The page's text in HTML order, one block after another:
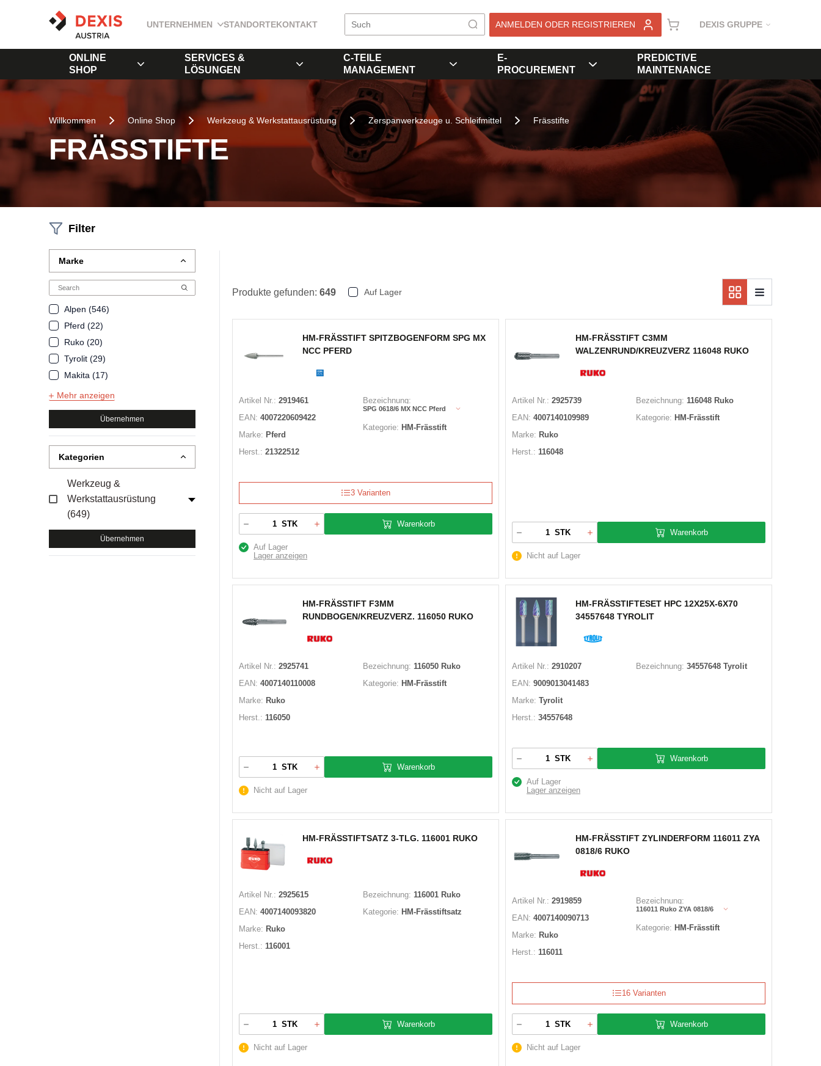
UNTERNEHMEN STANDORTEKONTAKT ANMELDEN ODER REGISTRIEREN DEXIS GRUPPE
ONLINE
SHOP
SERVICES &
LÖSUNGEN
C-TEILE
MANAGEMENT
E-
PROCUREMENT
PREDICTIVE
MAINTENANCE
Willkommen Online Shop Werkzeug & Werkstattausrüstung Zerspanwerkzeuge u. Schleifmittel Frässtifte
FRÄSSTIFTE
Filter
Marke
Alpen (546)
Pferd (22)
Ruko (20)
Tyrolit (29)
Makita (17)
Mehr anzeigen
Übernehmen
Kategorien
Werkzeug &
Werkstattausrüstung
(649)
Übernehmen
Produkte gefunden: 649 Auf Lager
HM-FRÄSSTIFT SPITZBOGENFORM SPG MX
NCC PFERD
Artikel Nr.: 2919461
EAN: 4007220609422
Marke: Pferd
Herst.: 21322512
Bezeichnung:
SPG 0618/6 MX NCC Pferd
Kategorie: HM-Frässtift
3 Varianten
STK Warenkorb
Auf Lager
Lager anzeigen
HM-FRÄSSTIFT C3MM
WALZENRUND/KREUZVERZ 116048 RUKO
Artikel Nr.: 2925739
EAN: 4007140109989
Marke: Ruko
Herst.: 116048
Bezeichnung: 116048 Ruko
Kategorie: HM-Frässtift
STK Warenkorb
Nicht auf Lager
HM-FRÄSSTIFT F3MM
RUNDBOGEN/KREUZVERZ. 116050 RUKO
Artikel Nr.: 2925741
EAN: 4007140110008
Marke: Ruko
Herst.: 116050
Bezeichnung: 116050 Ruko
Kategorie: HM-Frässtift
STK Warenkorb
Nicht auf Lager
HM-FRÄSSTIFTESET HPC 12X25X-6X70
34557648 TYROLIT
Artikel Nr.: 2910207
EAN: 9009013041483
Marke: Tyrolit
Herst.: 34557648
Bezeichnung: 34557648 Tyrolit
STK Warenkorb
Auf Lager
Lager anzeigen
HM-FRÄSSTIFTSATZ 3-TLG. 116001 RUKO
Artikel Nr.: 2925615
EAN: 4007140093820
Marke: Ruko
Herst.: 116001
Bezeichnung: 116001 Ruko
Kategorie: HM-Frässtiftsatz
STK Warenkorb
Nicht auf Lager
HM-FRÄSSTIFT ZYLINDERFORM 116011 ZYA
0818/6 RUKO
Artikel Nr.: 2919859
EAN: 4007140090713
Marke: Ruko
Herst.: 116011
Bezeichnung:
116011 Ruko ZYA 0818/6
Kategorie: HM-Frässtift
16 Varianten
STK Warenkorb
Nicht auf Lager